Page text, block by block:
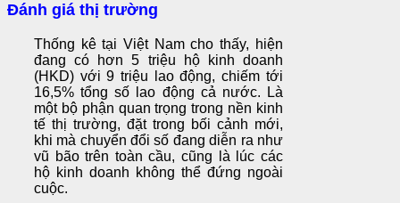
Đánh giá thị trường
Thống kê tại Việt Nam cho thấy, hiện
đang có hơn 5 triệu hộ kinh doanh
(HKD) với 9 triệu lao động, chiếm tới
16,5% tổng số lao động cả nước. Là
một bộ phận quan trọng trong nền kinh
tế thị trường, đặt trong bối cảnh mới,
khi mà chuyển đổi số đang diễn ra như
vũ bão trên toàn cầu, cũng là lúc các
hộ kinh doanh không thể đứng ngoài
cuộc.